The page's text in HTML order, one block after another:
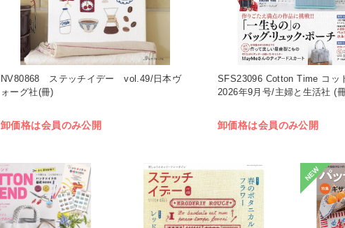
NV80868 ステッチイデー vol.49/日本ヴ
ォーグ社(冊)
卸価格は会員のみ公開
SFS23096 Cotton Time コッ
2026年9月号/主婦と生活社 (
卸価格は会員のみ公開
NEW